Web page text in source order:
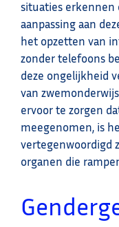
situaties erkennen
aanpassing aan
het opzetten van
zonder telefoons
deze ongelijkheid
van
ervoor te zorgen
meegenomen, is
vertegenwoordigd
organen die